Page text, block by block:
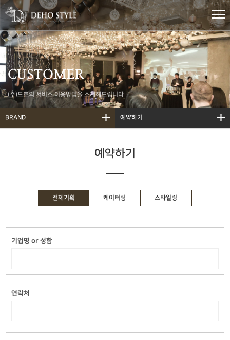
CUSTOMER
(주)드호의 서비스 이용방법을 소개해드립니다
BRAND 예약하기
예약하기
전체기획 케이터링 스타일링
기업명 or 성함
연락처